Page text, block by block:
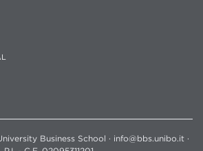
Business School · info@bbs.unibo.it ·